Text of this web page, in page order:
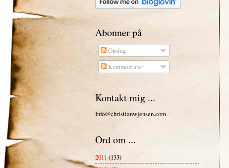
Abonner på
Opslag
Kommentarer
Kontakt mig ...
Info@christianwjensen.com
Ord om ...
2011 (133)